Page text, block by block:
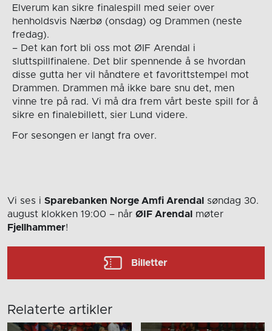
Elverum kan sikre finalespill med seier over
henholdsvis Nærbø (onsdag) og Drammen (neste
fredag).
– Det kan fort bli oss mot ØIF Arendal i
sluttspillfinalene. Det blir spennende å se hvordan
disse gutta her vil håndtere et favorittstempel mot
Drammen. Drammen må ikke bare snu det, men
vinne tre på rad. Vi må dra frem vårt beste spill for å
sikre en finalebillett, sier Lund videre.
For sesongen er langt fra over.
Vi ses i Sparebanken Norge Amfi Arendal
søndag 30.
august klokken 19:00 – når ØIF Arendal
møter
Fjellhammer!
Billetter
Relaterte artikler